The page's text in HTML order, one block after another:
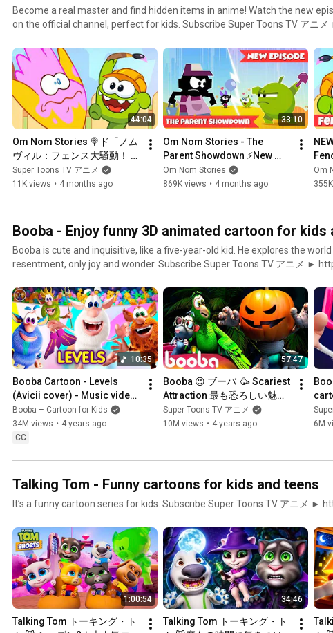
Become a real master and find hidden items in anime! Watch the new
on the official channel, perfect for kids. Subscribe Super Toons TV アニ
44:04
Om Nom Stories 🍭ド「ノム
ヴィル：フェンス大騒動！
Season 28 Nomville —
Fence Frenzy 🏡 Super
Super Toons TV アニメ
11K views • 4 months ago
33:10
Om Nom Stories - The
Parent Showdown ⚡️New
Episode ⚡️ Nomville Season
28 🟢 Cartoons for Kids
Om Nom Stories
869K views • 4 months ago
Kids
Om
Booba - Enjoy funny 3D animated cartoon for
Booba is cute and inquisitive, like a five-year-old kid. He explores the
resentment, only joy and wonder. Subscribe Super Toons TV アニメ ►
10:35
Booba Cartoon - Levels
(Avicii cover) - Music video
- Booba Sings
Booba – Cartoon for Kids
34M views • 4 years ago
CC
57:47
Booba 😉 ブーバ  🥳 Scariest
Attraction 最も恐ろしい魅力
👻🎃 Halloween ⭐ アニメ短編
| Super Toons TV アニメ
Super Toons TV アニメ
10M views • 4 years ago
ア
6M
Talking Tom - Funny cartoons for kids and teens
It’s a funny cartoon series for kids. Subscribe Super Toons TV アニメ ►
1:00:54
Talking Tom トーキング・ト
34:46
Talking Tom トーキング・ト